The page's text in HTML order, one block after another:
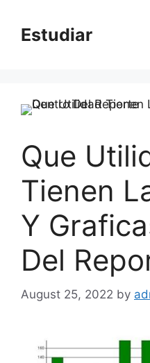
contentEstudiar
Que
Tienen
Y
Del
August 25, 2022 by